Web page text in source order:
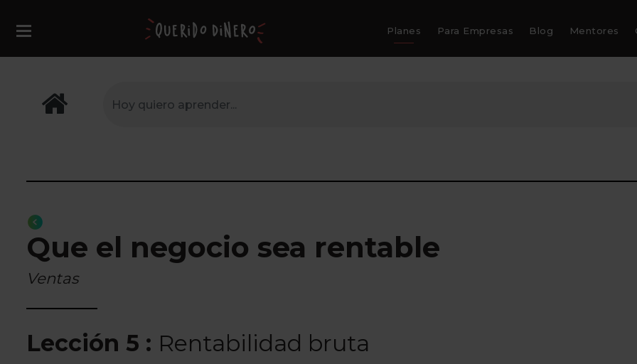
Planes Para Empresas Blog Mentores
Que el negocio sea rentable
Ventas
Lección 5 : Rentabilidad bruta